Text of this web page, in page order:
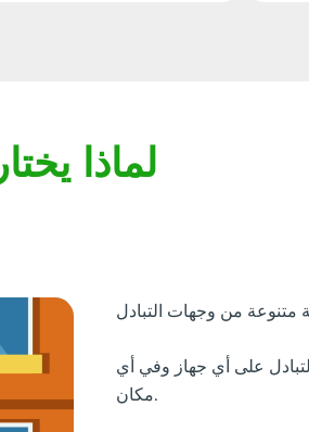
لماذا
على أي جهاز وفي أي
مكان.